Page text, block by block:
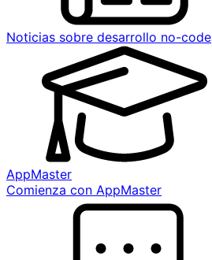
Noticias sobre desarrollo no-code
AppMaster
Comienza con AppMaster